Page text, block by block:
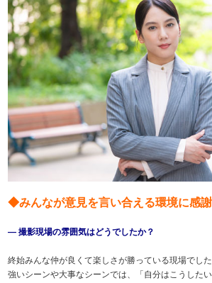
◆みんなが意見を言い合える環境に感
― 撮影現場の雰囲気はどうでしたか？
終始みんな仲が良くて楽しさが勝っている現場でし
強いシーンや大事なシーンでは、「自分はこうした